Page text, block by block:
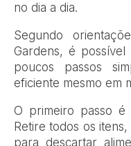
no dia a dia.
Segundo
Gardens, é
poucos passos
eficiente mesmo em
O primeiro passo é
Retire todos os
para descartar